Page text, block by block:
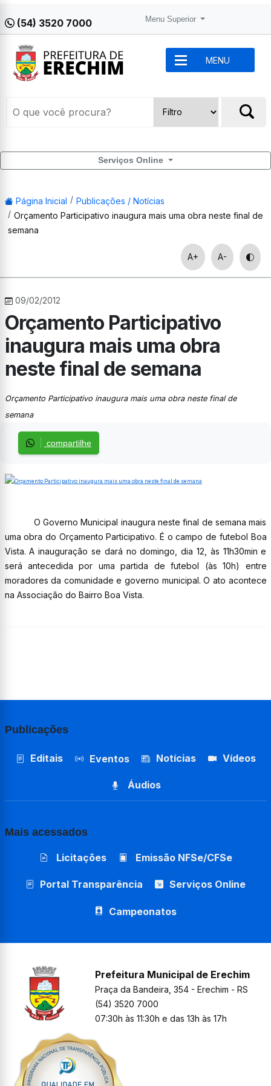
(54) 3520 7000 Menu Superior
MENU
Serviços Online
Página Inicial
Publicações / Notícias
Orçamento Participativo inaugura mais uma obra neste final de
semana
A+ A-
09/02/2012
Orçamento Participativo
inaugura mais uma obra
neste final de semana
Orçamento Participativo inaugura mais uma obra neste final de
semana
compartilhe
O Governo Municipal inaugura neste final de semana mais
uma obra do Orçamento Participativo. É o campo de futebol Boa
Vista. A inauguração se dará no domingo, dia 12, às 11h30min e
será antecedida por uma partida de futebol (às 10h) entre
moradores da comunidade e governo municipal. O ato acontece
na Associação do Bairro Boa Vista.
Publicações
Editais Eventos Notícias Vídeos
Áudios
Mais acessados
Licitações Emissão NFSe/CFSe
Portal Transparência Serviços Online
Campeonatos
Prefeitura Municipal de Erechim
Praça da Bandeira, 354 - Erechim - RS
(54) 3520 7000
07:30h às 11:30h e das 13h às 17h